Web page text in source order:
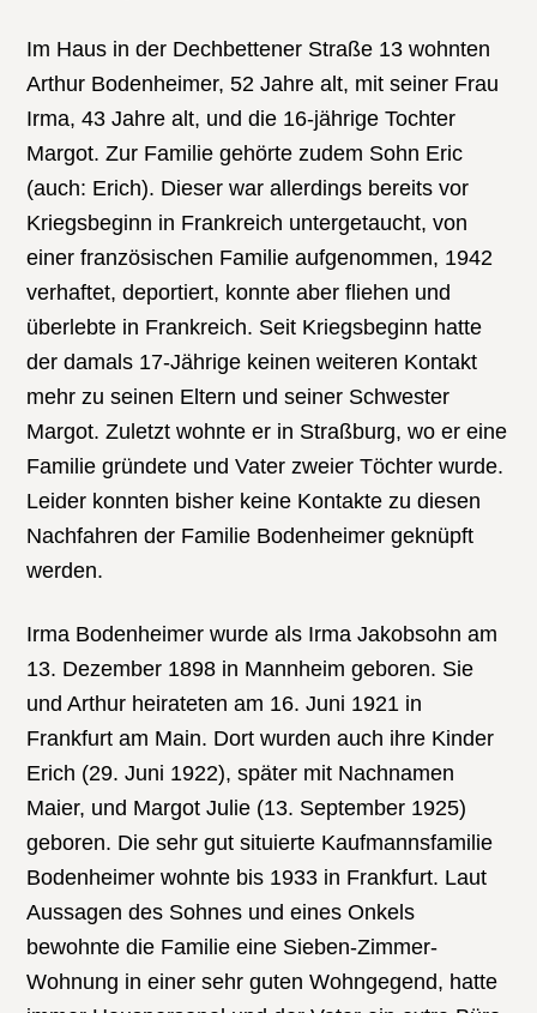
Im Haus in der Dechbettener Straße 13 wohnten
Arthur Bodenheimer, 52 Jahre alt, mit seiner Frau
Irma, 43 Jahre alt, und die 16-jährige Tochter
Margot. Zur Familie gehörte zudem Sohn Eric
(auch: Erich). Dieser war allerdings bereits vor
Kriegsbeginn in Frankreich untergetaucht, von
einer französischen Familie aufgenommen, 1942
verhaftet, deportiert, konnte aber fliehen und
überlebte in Frankreich. Seit Kriegsbeginn hatte
der damals 17-Jährige keinen weiteren Kontakt
mehr zu seinen Eltern und seiner Schwester
Margot. Zuletzt wohnte er in Straßburg, wo er eine
Familie gründete und Vater zweier Töchter wurde.
Leider konnten bisher keine Kontakte zu diesen
Nachfahren der Familie Bodenheimer geknüpft
werden.
Irma Bodenheimer wurde als Irma Jakobsohn am
13. Dezember 1898 in Mannheim geboren. Sie
und Arthur heirateten am 16. Juni 1921 in
Frankfurt am Main. Dort wurden auch ihre Kinder
Erich (29. Juni 1922), später mit Nachnamen
Maier, und Margot Julie (13. September 1925)
geboren. Die sehr gut situierte Kaufmannsfamilie
Bodenheimer wohnte bis 1933 in Frankfurt. Laut
Aussagen des Sohnes und eines Onkels
bewohnte die Familie eine Sieben-Zimmer-
Wohnung in einer sehr guten Wohngegend, hatte